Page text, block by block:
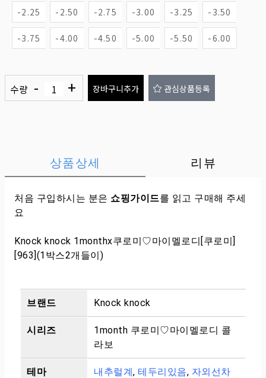
-2.25 -2.50 -2.75 -3.00 -3.25 -3.50
-3.75 -4.00 -4.50 -5.00 -5.50 -6.00
수량 - + 장바구니추가 관심상품등록
상품상세 리뷰
처음 구입하시는 분은 쇼핑가이드를 읽고 구매해 주세
요
Knock knock 1monthx쿠로미♡마이멜로디[쿠로미]
[963](1박스2개들이)
브랜드 Knock knock
시리즈
1month 쿠로미♡마이멜로디 콜
라보
테마 내추럴계, 테두리있음, 자외선차